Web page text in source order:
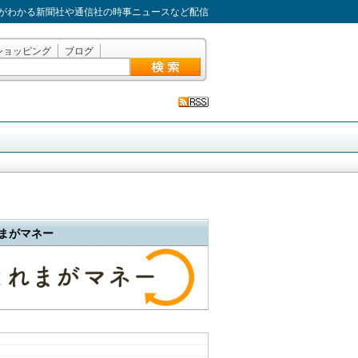
わかる新聞社や通信社の時事ニュースなど配信
ョッピング ブログ
がマネー